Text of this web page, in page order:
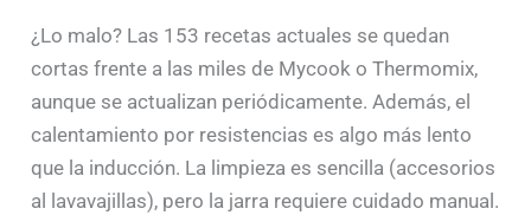
¿Lo malo? Las 153 recetas actuales se quedan
cortas frente a las miles de Mycook o Thermomix,
aunque se actualizan periódicamente. Además, el
calentamiento por resistencias es algo más lento
que la inducción. La limpieza es sencilla (accesorios
al lavavajillas), pero la jarra requiere cuidado manual.